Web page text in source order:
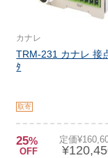
カナレ
TRM-231 カナレ 接
ﾀ
取寄
25%
OFF
定価